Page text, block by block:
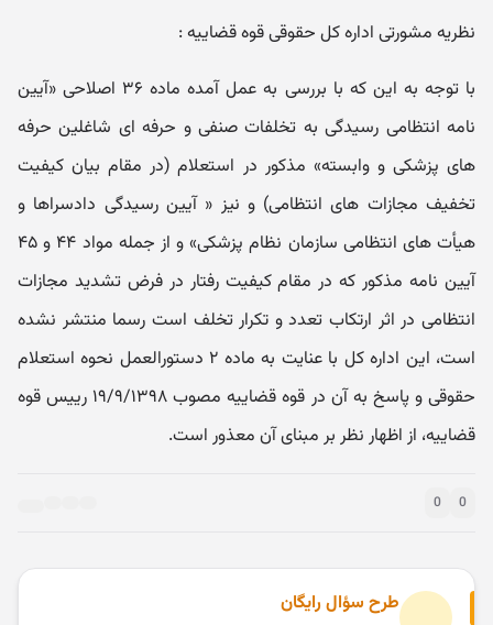
نظریه مشورتی اداره کل حقوقی قوه قضاییه :
با توجه به این که با بررسی به عمل آمده ماده ۳۶ اصلاحی «آیین
نامه انتظامی رسیدگی به تخلفات صنفی و حرفه ای شاغلین حرفه
های پزشکی و وابسته» مذکور در استعلام (در مقام بیان کیفیت
تخفیف مجازات های انتظامی) و نیز « آیین رسیدگی دادسراها و
هیأت های انتظامی سازمان نظام پزشکی» و از جمله مواد ۴۴ و ۴۵
آیین نامه مذکور که در مقام کیفیت رفتار در فرض تشدید مجازات
انتظامی در اثر ارتکاب تعدد و تکرار تخلف است رسما منتشر نشده
است، این اداره کل با عنایت به ماده ۲ دستورالعمل نحوه استعلام
حقوقی و پاسخ به آن در قوه قضاییه مصوب ۱۹/۹/۱۳۹۸ رییس قوه
قضاییه، از اظهار نظر بر مبنای آن معذور است.
0
0
طرح سؤال رایگان